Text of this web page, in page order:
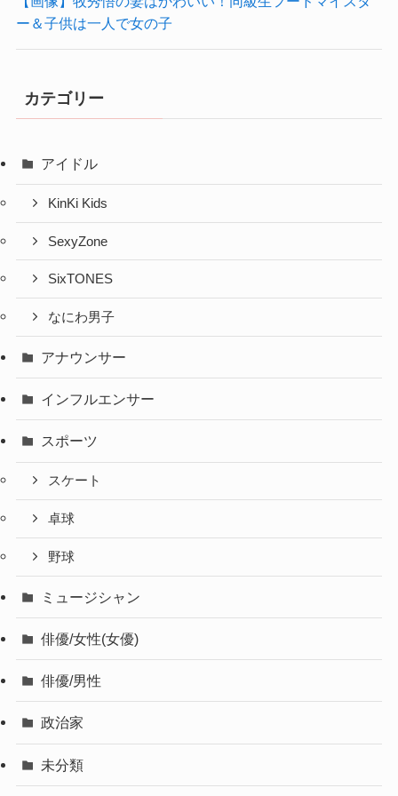
ー＆子供は一人で女の子
カテゴリー
アイドル
KinKi Kids
SexyZone
SixTONES
なにわ男子
アナウンサー
インフルエンサー
スポーツ
スケート
卓球
野球
ミュージシャン
俳優/女性(女優)
俳優/男性
政治家
未分類